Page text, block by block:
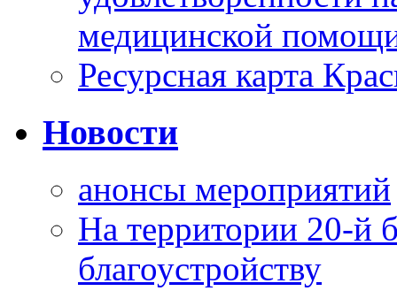
медицинской
Ресурсная карта
Новости
анонсы мероприятий
На территории 20-й
благоустройству